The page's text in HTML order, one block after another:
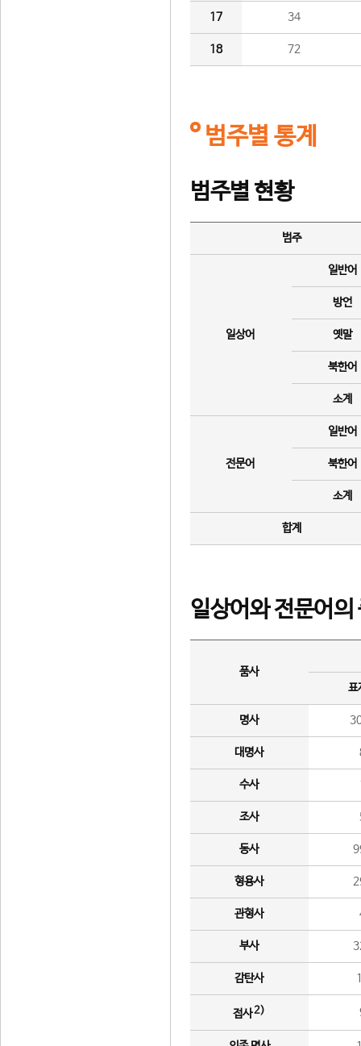
17 34
18 72
범주별 통계
범주별 현황
범주
일상어
일반어
방언
옛말
북한어
소계
전문어
일반어
북한어
소계
합계
일상어와 전문어의
품사
표
명사
대명사
수사
조사
동사
형용사
관형사
부사
감탄사
접사2)